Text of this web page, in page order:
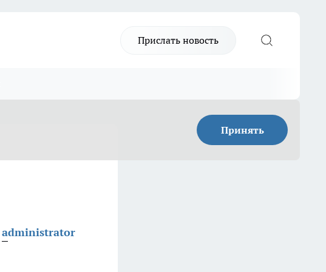
Прислать новость
Принять
administrator